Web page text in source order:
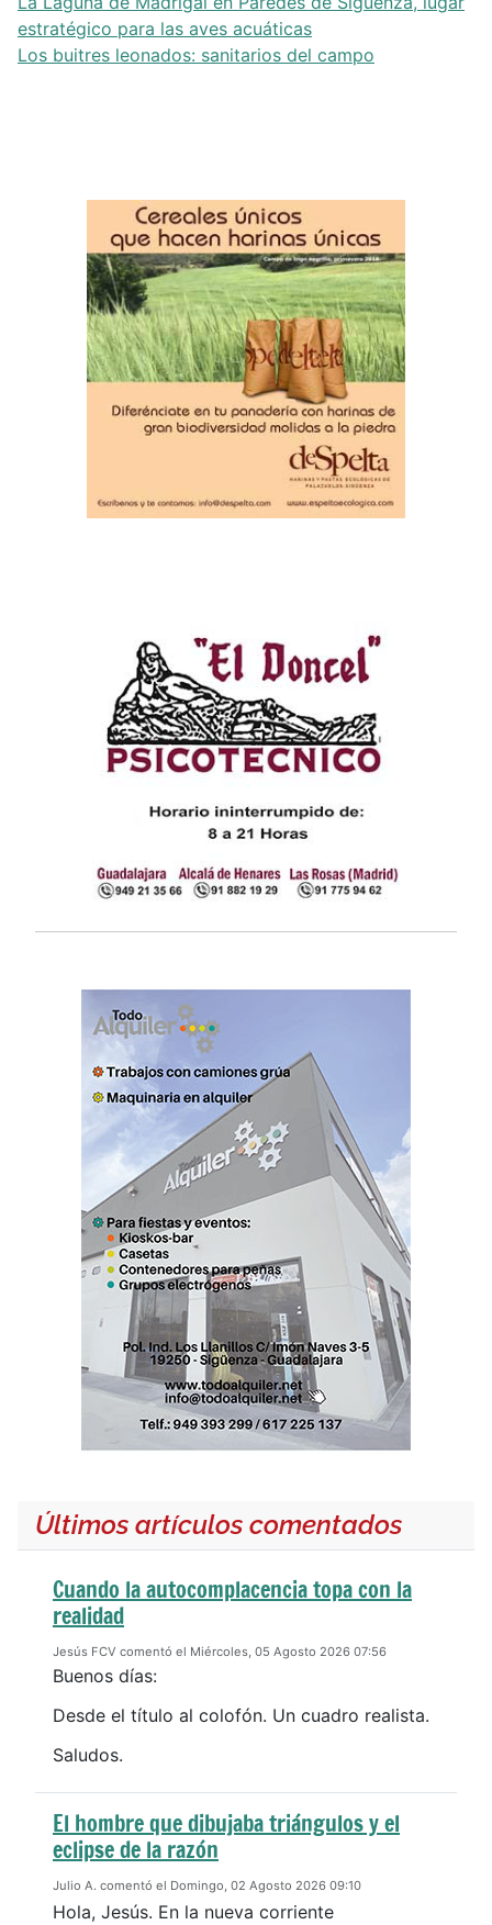
Últimos artículos comentados
Cuando la autocomplacencia topa con la
realidad
Jesús FCV comentó el Miércoles, 05 Agosto 2026 07:56
Buenos días:
Desde el título al colofón. Un cuadro realista.
Saludos.
El hombre que dibujaba triángulos y el
eclipse de la razón
Julio A. comentó el Domingo, 02 Agosto 2026 09:10
Hola, Jesús. En la nueva corriente
estratégico para las aves acuáticas
Los buitres leonados: sanitarios del campo